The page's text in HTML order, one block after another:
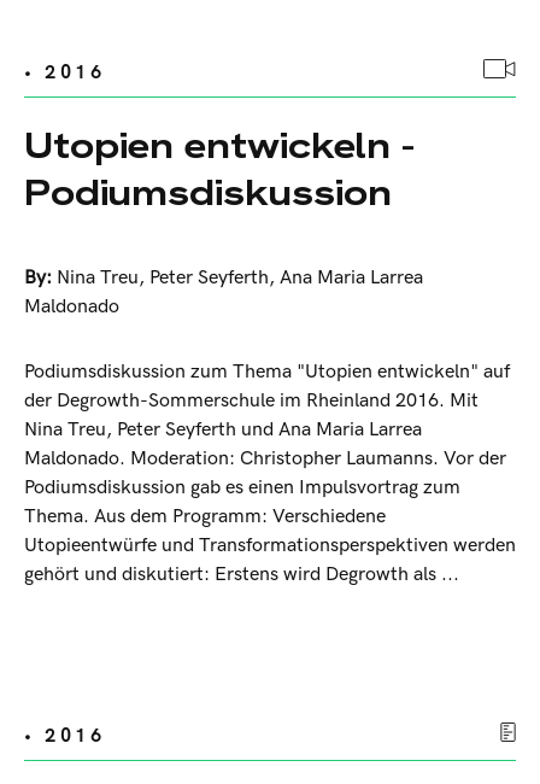
• 2016
Utopien entwickeln -
Podiumsdiskussion
By: Nina Treu, Peter Seyferth, Ana Maria Larrea
Maldonado
Podiumsdiskussion zum Thema "Utopien entwickeln" auf
der Degrowth-Sommerschule im Rheinland 2016. Mit
Nina Treu, Peter Seyferth und Ana Maria Larrea
Maldonado. Moderation: Christopher Laumanns. Vor der
Podiumsdiskussion gab es einen Impulsvortrag zum
Thema. Aus dem Programm: Verschiedene
Utopieentwürfe und Transformationsperspektiven werden
gehört und diskutiert: Erstens wird Degrowth als ...
• 2016